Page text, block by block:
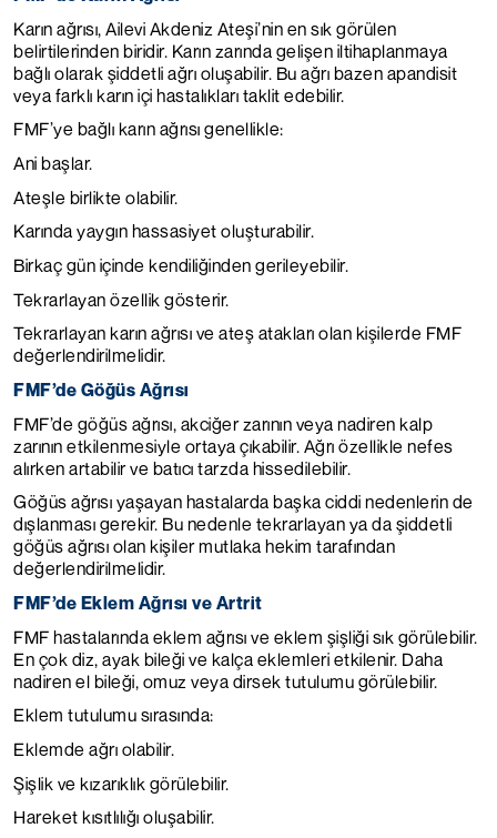
Karın ağrısı, Ailevi Akdeniz Ateşi’nin en sık görülen
belirtilerinden biridir. Karın zarında gelişen iltihaplanmaya
bağlı olarak şiddetli ağrı oluşabilir. Bu ağrı bazen apandisit
veya farklı karın içi hastalıkları taklit edebilir.
FMF’ye bağlı karın ağrısı genellikle:
Ani başlar.
Ateşle birlikte olabilir.
Karında yaygın hassasiyet oluşturabilir.
Birkaç gün içinde kendiliğinden gerileyebilir.
Tekrarlayan özellik gösterir.
Tekrarlayan karın ağrısı ve ateş atakları olan kişilerde FMF
değerlendirilmelidir.
FMF’de Göğüs Ağrısı
FMF’de göğüs ağrısı, akciğer zarının veya nadiren kalp
zarının etkilenmesiyle ortaya çıkabilir. Ağrı özellikle nefes
alırken artabilir ve batıcı tarzda hissedilebilir.
Göğüs ağrısı yaşayan hastalarda başka ciddi nedenlerin de
dışlanması gerekir. Bu nedenle tekrarlayan ya da şiddetli
göğüs ağrısı olan kişiler mutlaka hekim tarafından
değerlendirilmelidir.
FMF’de Eklem Ağrısı ve Artrit
FMF hastalarında eklem ağrısı ve eklem şişliği sık görülebilir.
En çok diz, ayak bileği ve kalça eklemleri etkilenir. Daha
nadiren el bileği, omuz veya dirsek tutulumu görülebilir.
Eklem tutulumu sırasında:
Eklemde ağrı olabilir.
Şişlik ve kızarıklık görülebilir.
Hareket kısıtlılığı oluşabilir.